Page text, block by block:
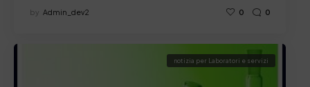
by Admin_dev2 0 0
notizia per Laboratori e servizi